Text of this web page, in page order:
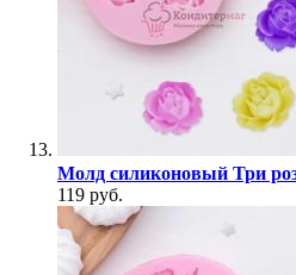
Молд силиконовый Три
119 руб.